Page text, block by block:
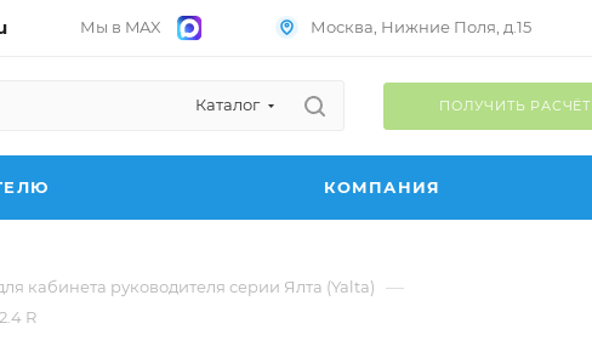
Мы в MAX Москва, Нижние Поля, д.15
Каталог ПОЛУЧИТЬ РАСЧЁТ
КОМПАНИЯ
кабинета руководителя серии Ялта (Yalta) —
R